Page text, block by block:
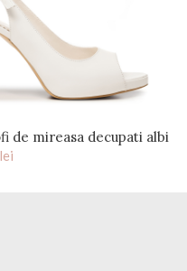
de mireasa decupati albi
cu platforma Claire
lei